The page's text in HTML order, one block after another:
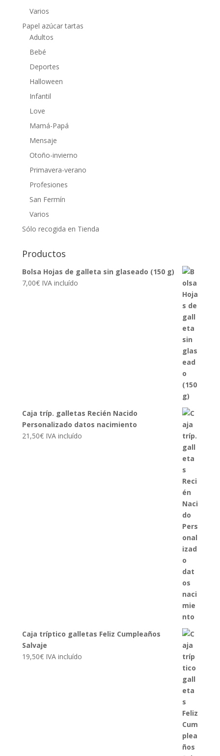
Varios
Papel azúcar tartas
Adultos
Bebé
Deportes
Halloween
Infantil
Love
Mamá-Papá
Mensaje
Otoño-invierno
Primavera-verano
Profesiones
San Fermín
Varios
Sólo recogida en Tienda
Productos
Bolsa Hojas de galleta sin glaseado (150 g)
7,00€ IVA incluído
Caja tríp. galletas Recién Nacido
Personalizado datos nacimiento
21,50€ IVA incluído
Caja tríptico galletas Feliz Cumpleaños
Salvaje
19,50€ IVA incluído